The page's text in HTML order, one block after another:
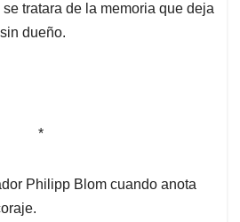
tratara de la memoria que deja
dueño.
*
Philipp Blom cuando anota